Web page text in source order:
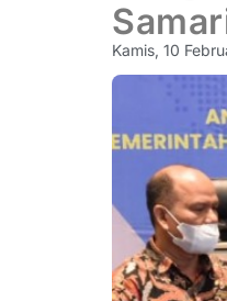
Kamis, 10